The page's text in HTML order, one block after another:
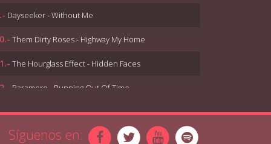
Dayseeker - Without Me
Them Dirty Roses - Highway My Home
The Hourglass Effect - Hidden Faces
Paramore - Running Out Of Time
Shinedown - Daylight Video
14.-Shaylen, Austin John Winkler - Lips Of An Angel
Síguenos en: